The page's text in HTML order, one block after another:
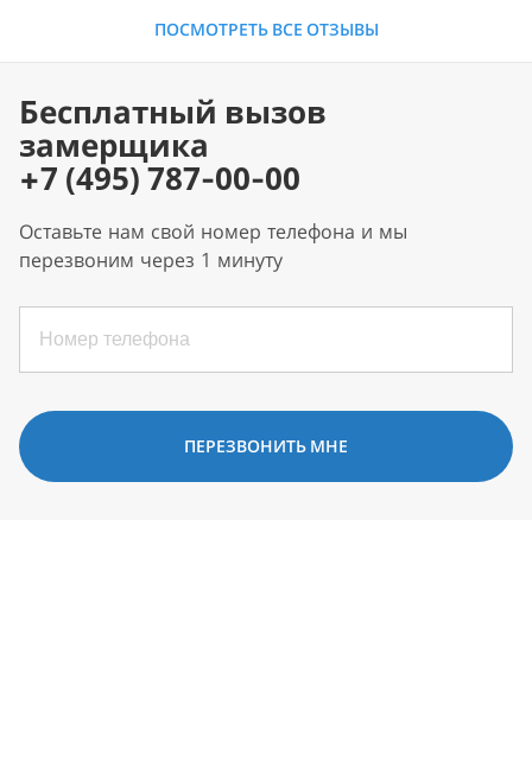
ПОСМОТРЕТЬ ВСЕ ОТЗЫВЫ
Бесплатный вызов
замерщика
+7 (495) 787-00-00
Оставьте нам свой номер телефона и мы
перезвоним через 1 минуту
ПЕРЕЗВОНИТЬ МНЕ